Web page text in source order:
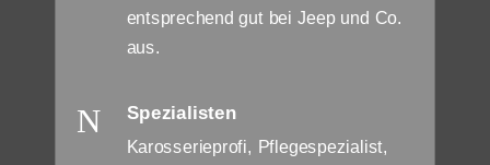
entsprechend gut bei Jeep und Co.
aus.
N Spezialisten
Karosserieprofi, Pflegespezialist,